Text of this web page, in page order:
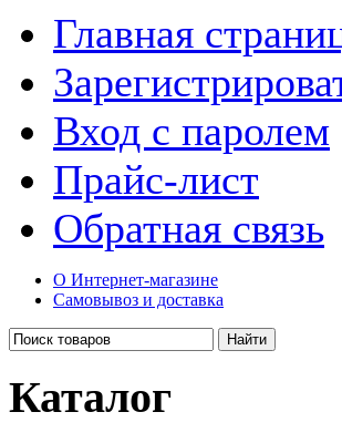
Главная
Вход с паролем
Прайс-лист
Обратная связь
О Интернет-магазине
Самовывоз и доставка
Каталог